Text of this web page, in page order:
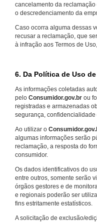
cancelamento da
o descredenciamento da
Caso ocorra alguma dessas
recusar a reclamação, que
à infração aos Termos de
6. Da Política de Uso
As informações coletadas
pelo Consumidor.gov.br ou
registradas e armazenadas
segurança, confidencialidade
Ao utilizar o
algumas informações serão
reclamação, a resposta do
consumidor.
Os dados identificativos do
entre outros, somente serão
órgãos gestores e de
e regionais poderão ser
fins estritamente estatísticos.
A solicitação de exclusão/